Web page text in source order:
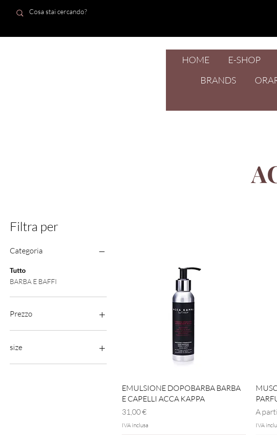
HOME E-SHOP
BRANDS
Filtra per
Categoria
Tutto
BARBA E BAFFI
Prezzo
size
100 ml.
Vista rapida
EMULSIONE DOPOBARBA BARBA
E CAPELLI ACCA KAPPA
Prezzo
31,00 €
IVA inclusa
A
IVA